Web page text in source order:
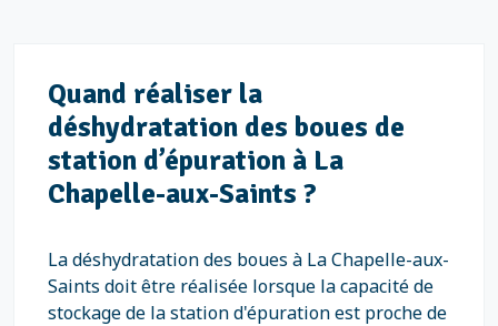
Quand réaliser la
déshydratation des boues de
station d’épuration à La
Chapelle-aux-Saints ?
La déshydratation des boues à La Chapelle-aux-
Saints doit être réalisée lorsque la capacité de
stockage de la station d'épuration est proche de